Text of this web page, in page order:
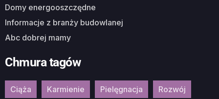
Domy energooszczędne
Informacje z branży budowlanej
Abc dobrej mamy
Chmura tagów
Ciąża Karmienie Pielęgnacja Rozwój